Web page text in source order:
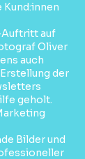
Kund:innen
Auftritt auf
Oliver
auch
der
geholt.
Bilder und